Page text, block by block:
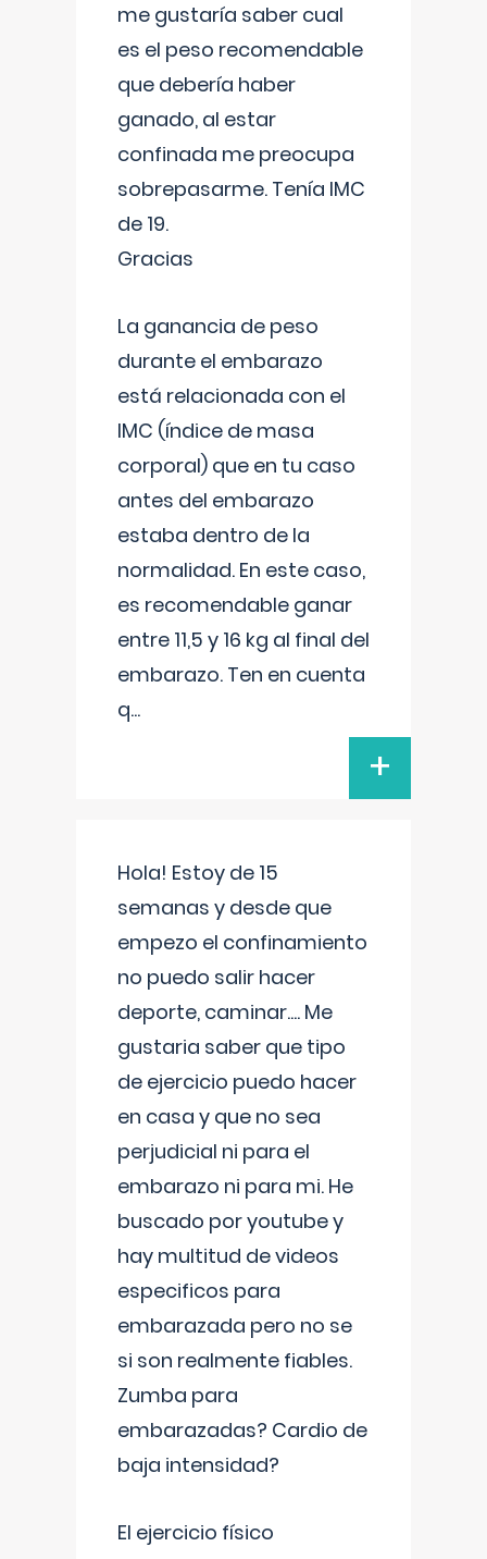
me gustaría saber cual
es el peso recomendable
que debería haber
ganado, al estar
confinada me preocupa
sobrepasarme. Tenía IMC
de 19.
Gracias
La ganancia de peso
durante el embarazo
está relacionada con el
IMC (índice de masa
corporal) que en tu caso
antes del embarazo
estaba dentro de la
normalidad. En este caso,
es recomendable ganar
entre 11,5 y 16 kg al final del
embarazo. Ten en cuenta
q...
+
Hola! Estoy de 15
semanas y desde que
empezo el confinamiento
no puedo salir hacer
deporte, caminar.... Me
gustaria saber que tipo
de ejercicio puedo hacer
en casa y que no sea
perjudicial ni para el
embarazo ni para mi. He
buscado por youtube y
hay multitud de videos
especificos para
embarazada pero no se
si son realmente fiables.
Zumba para
embarazadas? Cardio de
baja intensidad?
El ejercicio físico